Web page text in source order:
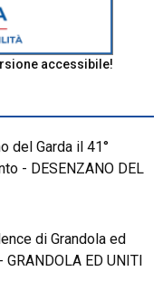
accessibile!
del Garda il 41°
- DESENZANO DEL
di Grandola ed
ED UNITI